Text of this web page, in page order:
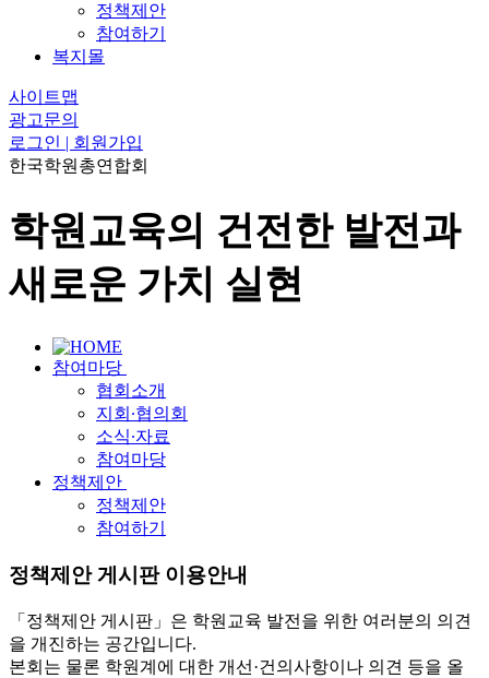
정책제안
참여하기
복지몰
사이트맵
광고문의
로그인 | 회원가입
한국학원총연합회
학원교육의 건전한 발전과
새로운 가치 실현
참여마당
협회소개
지회∙협의회
소식∙자료
참여마당
정책제안
정책제안
참여하기
정책제안 게시판 이용안내
「정책제안 게시판」은 학원교육 발전을 위한 여러분의 의견
을 개진하는 공간입니다.
본회는 물론 학원계에 대한 개선·건의사항이나 의견 등을 올